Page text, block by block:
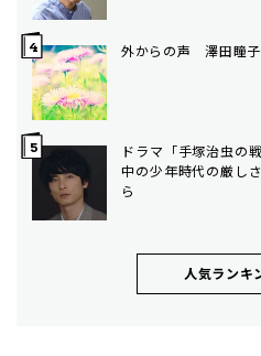
外からの声 澤田瞳子
ドラマ「手塚治虫の
中の少年時代の厳し
ら
人気ランキ